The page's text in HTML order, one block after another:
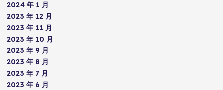
2024 年 1 月
2023 年 12 月
2023 年 11 月
2023 年 10 月
2023 年 9 月
2023 年 8 月
2023 年 7 月
2023 年 6 月